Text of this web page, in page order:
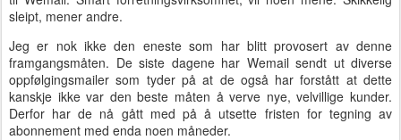
sleipt, mener andre.
Jeg er nok ikke den eneste som har blitt provosert av denne
framgangsmåten. De siste dagene har Wemail sendt ut diverse
oppfølgingsmailer som tyder på at de også har forstått at dette
kanskje ikke var den beste måten å verve nye, velvillige kunder.
Derfor har de nå gått med på å utsette fristen for tegning av
abonnement med enda noen måneder.